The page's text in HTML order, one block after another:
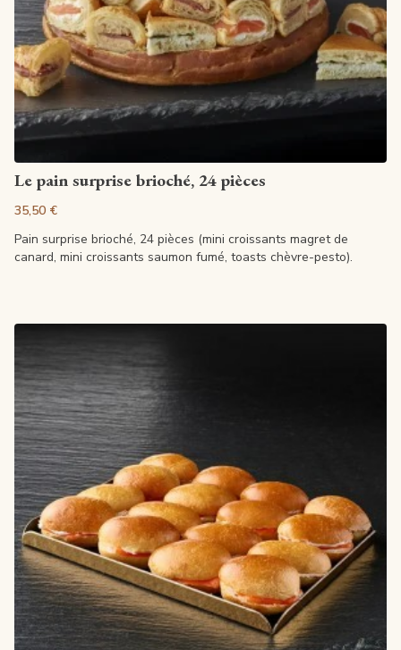
Voir la fiche
Le pain surprise brioché, 24 pièces
35,50 €
Pain surprise brioché, 24 pièces (mini croissants magret de
canard, mini croissants saumon fumé, toasts chèvre-pesto).